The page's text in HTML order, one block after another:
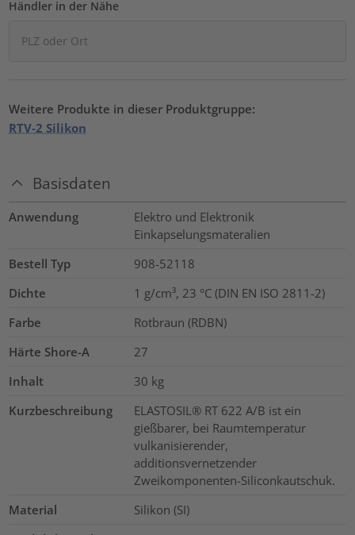
Händler in der Nähe
Weitere Produkte in dieser Produktgruppe:
RTV-2 Silikon
Basisdaten
Anwendung
Elektro und Elektronik
Einkapselungsmateralien
Bestell Typ
908-52118
Dichte
1 g/cm³, 23 °C (DIN EN ISO 2811-2)
Farbe
Rotbraun (RDBN)
Härte Shore-A
27
Inhalt
30 kg
Kurzbeschreibung
ELASTOSIL® RT 622 A/B ist ein
gießbarer, bei Raumtemperatur
vulkanisierender,
additionsvernetzender
Zweikomponenten-Siliconkautschuk.
Material
Silikon (SI)